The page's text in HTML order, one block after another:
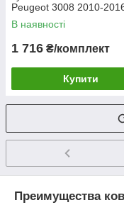
Peugeot 3008 2010-
В наявності
1 716 ₴/комплект
Купити
Преимущества